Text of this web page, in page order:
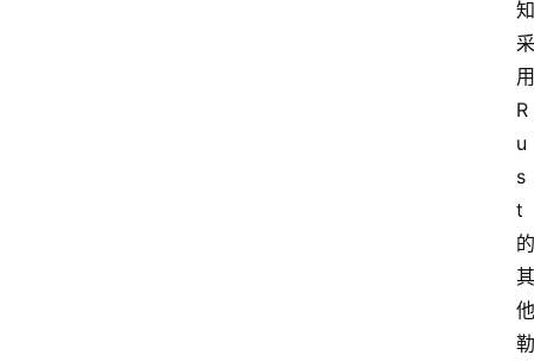
知
采
用
R
u
s
t
的
其
他
勒